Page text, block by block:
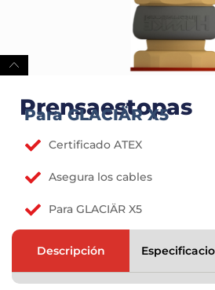
Prensaestopas
Para GLACIÄR X5
Certificado ATEX
Asegura los cables
Para GLACIÄR X5
Descripción